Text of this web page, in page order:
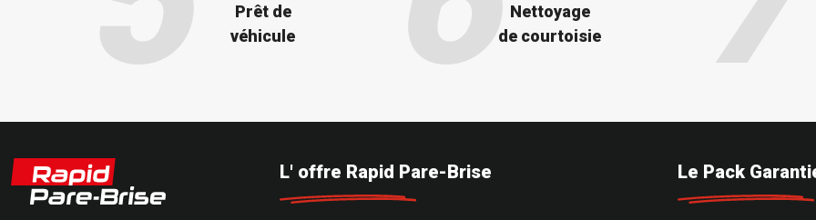
Prêt de
véhicule
Nettoyage
de courtoisie
L' offre Rapid Pare-Brise Le Pack